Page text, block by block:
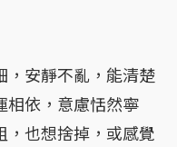
安靜不亂，能清楚
相依，意慮恬然寧
，也想捨掉，或感覺